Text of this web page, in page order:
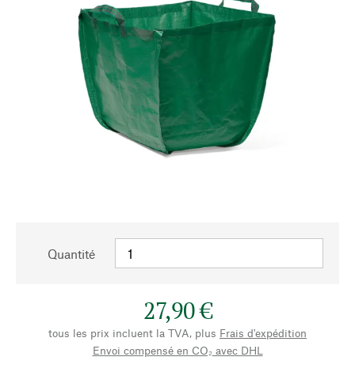
Quantité
27,90 €
tous les prix incluent la TVA, plus Frais d'expédition
Envoi compensé en CO₂ avec DHL